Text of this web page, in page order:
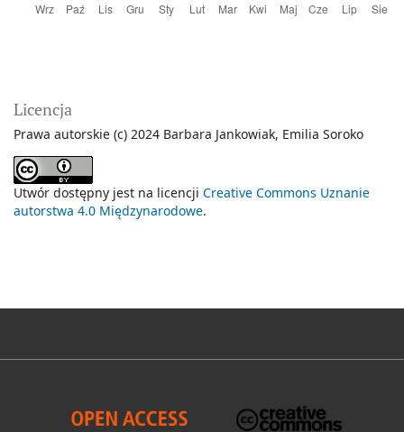
Licencja
Prawa autorskie (c) 2024 Barbara Jankowiak, Emilia Soroko
Utwór dostępny jest na licencji Creative Commons Uznanie
autorstwa 4.0 Międzynarodowe.